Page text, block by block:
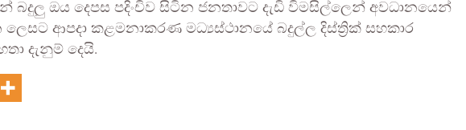
බදුලු ඔය දෙපස පදිංචිව සිටින ජනතාවට දැඩි විමසිල්ලෙන් අවධානයෙන්
ආපදා කළමනාකරණ මධ්‍යස්ථානයේ බදුල්ල දිස්ත්‍රික් සහකාර
දැනුම් දෙයි.